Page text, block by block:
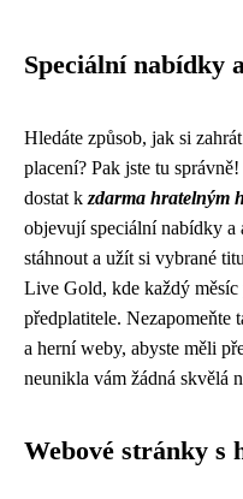
Speciální nabídky
Hledáte způsob, jak si
placení? Pak jste tu
dostat k zdarma hratelným
objevují speciální nabídky a
stáhnout a užít si vybrané
Live Gold, kde každý
předplatitele.
a herní weby, abyste měli
neunikla vám žádná skvělá
Webové stránky s